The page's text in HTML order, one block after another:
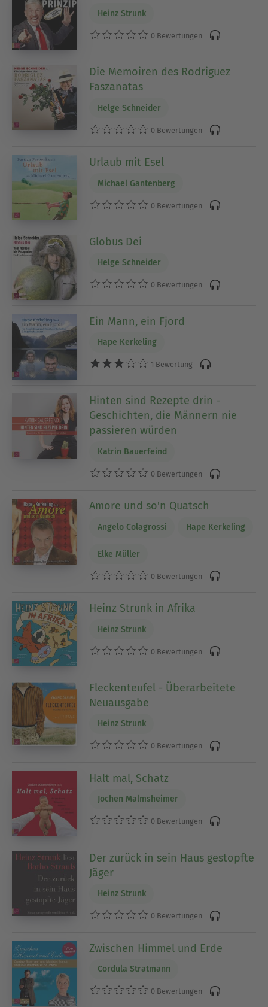
Heinz Strunk
0 Bewertungen
Die Memoiren des Rodriguez
Faszanatas
Helge Schneider
0 Bewertungen
Urlaub mit Esel
Michael Gantenberg
0 Bewertungen
Globus Dei
Helge Schneider
0 Bewertungen
Ein Mann, ein Fjord
Hape Kerkeling
1 Bewertung
Hinten sind Rezepte drin -
Geschichten, die Männern nie
passieren würden
Katrin Bauerfeind
0 Bewertungen
Amore und so'n Quatsch
Angelo Colagrossi Hape Kerkeling
Elke Müller
0 Bewertungen
Heinz Strunk in Afrika
Heinz Strunk
0 Bewertungen
Fleckenteufel - Überarbeitete
Neuausgabe
Heinz Strunk
0 Bewertungen
Halt mal, Schatz
Jochen Malmsheimer
0 Bewertungen
Der zurück in sein Haus gestopfte
Jäger
Heinz Strunk
0 Bewertungen
Zwischen Himmel und Erde
Cordula Stratmann
0 Bewertungen